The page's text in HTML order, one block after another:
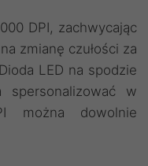
DPI, zachwycając
zmianę czułości za
LED na spodzie
w
można dowolnie